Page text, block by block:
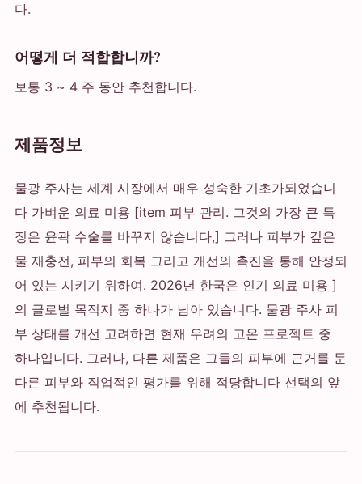
다.
어떻게 더 적합합니까?
보통 3 ~ 4 주 동안 추천합니다.
제품정보
물광 주사는 세계 시장에서 매우 성숙한 기초가되었습니
다 가벼운 의료 미용 [item 피부 관리. 그것의 가장 큰 특
징은 윤곽 수술를 바꾸지 않습니다,] 그러나 피부가 깊은
물 재충전, 피부의 회복 그리고 개선의 촉진을 통해 안정되
어 있는 시키기 위하여. 2026년 한국은 인기 의료 미용 ]
의 글로벌 목적지 중 하나가 남아 있습니다. 물광 주사 피
부 상태를 개선 고려하면 현재 우려의 고온 프로젝트 중
하나입니다. 그러나, 다른 제품은 그들의 피부에 근거를 둔
다른 피부와 직업적인 평가를 위해 적당합니다 선택의 앞
에 추천됩니다.